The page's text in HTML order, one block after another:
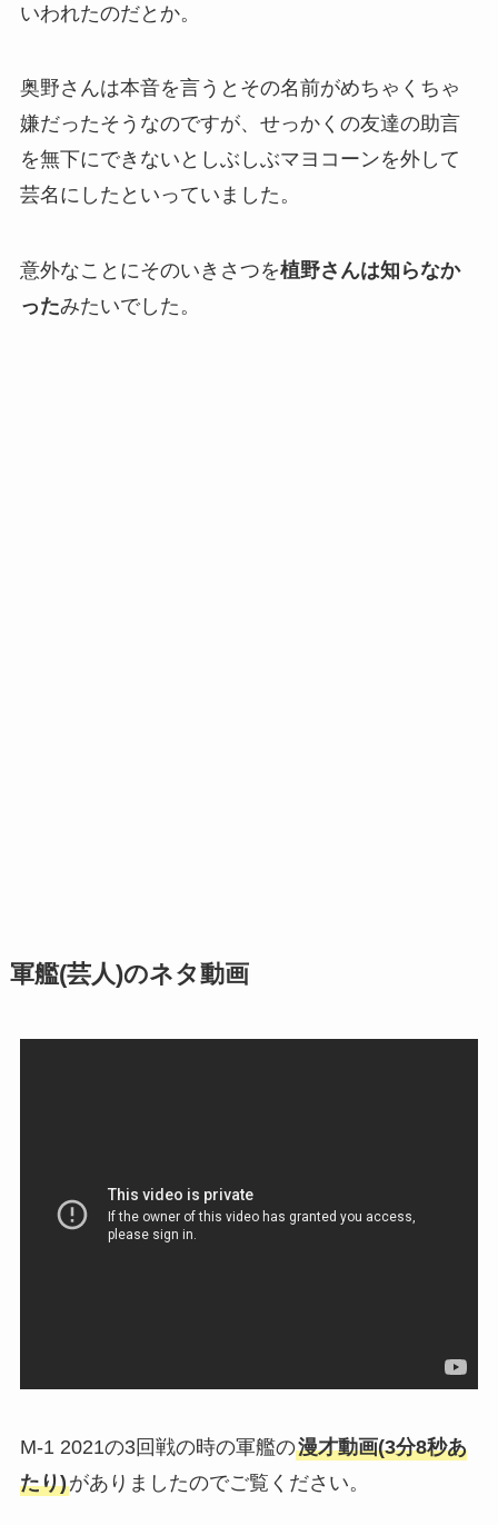
いわれたのだとか。
奥野さんは本音を言うとその名前がめちゃくちゃ
嫌だったそうなのですが、せっかくの友達の助言
を無下にできないとしぶしぶマヨコーンを外して
芸名にしたといっていました。
意外なことにそのいきさつを植野さんは知らなか
ったみたいでした。
軍艦(芸人)のネタ動画
M-1 2021の3回戦の時の軍艦の漫才動画(3分8秒あ
たり)がありましたのでご覧ください。